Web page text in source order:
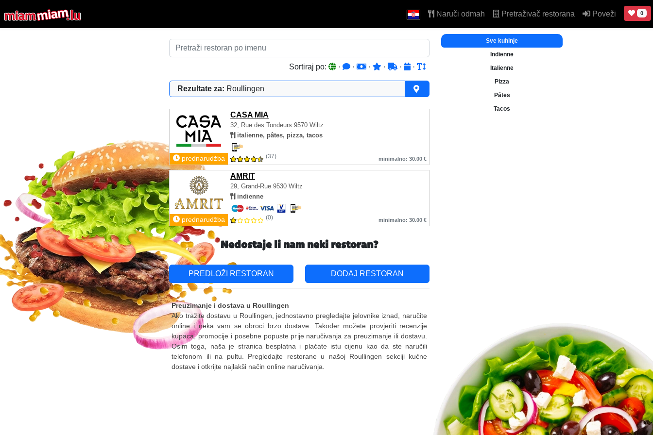
Naruči odmah Pretraživač restorana Poveži 0
Sortiraj po: · · · · · ·
Rezultate za: Roullingen
CASA MIA
32, Rue des Tondeurs 9570 Wiltz
italienne, pâtes, pizza, tacos
prednarudžba (37) minimalno: 30.00 €
AMRIT
29, Grand-Rue 9530 Wiltz
indienne
prednarudžba (0) minimalno: 30.00 €
Sve kuhinje
Indienne
Italienne
Pizza
Pâtes
Tacos
Nedostaje li nam neki restoran?
PREDLOŽI RESTORAN DODAJ RESTORAN
Preuzimanje i dostava u Roullingen
Ako tražite dostavu u Roullingen, jednostavno pregledajte jelovnike iznad, naručite
online i neka vam se obroci brzo dostave. Također možete provjeriti recenzije
kupaca, promocije i posebne popuste prije naručivanja za preuzimanje ili dostavu.
Osim toga, naša je stranica besplatna i plaćate istu cijenu kao da ste naručili
telefonom ili na pultu. Pregledajte restorane u našoj Roullingen sekciji kućne
dostave i otkrijte najlakši način online naručivanja.